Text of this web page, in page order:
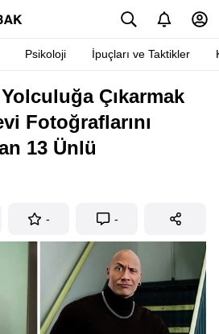
Psikoloji İpuçları ve Taktikler
Çıkarmak
Fotoğraflarını
13 Ünlü
- -